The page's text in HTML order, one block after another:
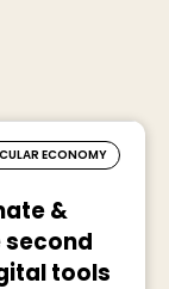
ECONOMY
&
second
tools